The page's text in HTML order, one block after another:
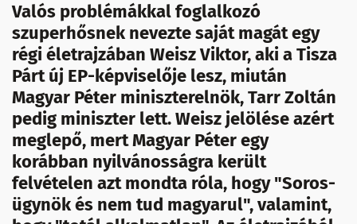
Valós problémákkal foglalkozó
szuperhősnek nevezte saját magát egy
régi életrajzában Weisz Viktor, aki a Tisza
Párt új EP-képviselője lesz, miután
Magyar Péter miniszterelnök, Tarr Zoltán
pedig miniszter lett. Weisz jelölése azért
meglepő, mert Magyar Péter egy
korábban nyilvánosságra került
felvételen azt mondta róla, hogy "Soros-
ügynök és nem tud magyarul", valamint,